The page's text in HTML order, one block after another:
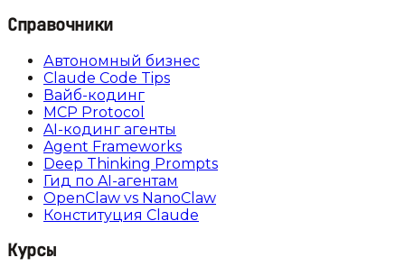
Справочники
Автономный бизнес
Claude Code Tips
Вайб-кодинг
MCP Protocol
AI-кодинг агенты
Agent Frameworks
Deep Thinking Prompts
Гид по AI-агентам
OpenClaw vs NanoClaw
Конституция Claude
Курсы